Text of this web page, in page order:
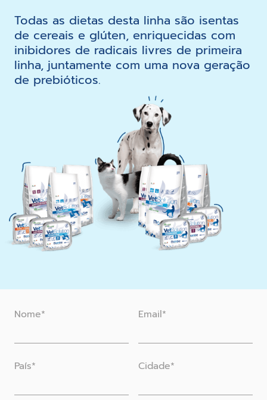
Todas as dietas desta linha são isentas
de cereais e glúten, enriquecidas com
inibidores de radicais livres de primeira
linha, juntamente com uma nova geração
de prebióticos.
Nome* Email*
País* Cidade*